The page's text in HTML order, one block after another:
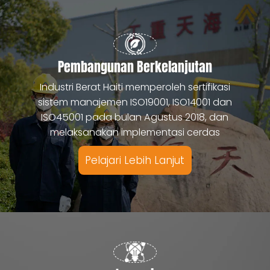
Pembangunan Berkelanjutan
Industri Berat Haiti memperoleh sertifikasi
sistem manajemen ISO19001, ISO14001 dan
ISO45001 pada bulan Agustus 2018, dan
melaksanakan implementasi cerdas
Pelajari Lebih Lanjut